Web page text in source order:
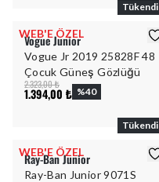
WEB'E ÖZEL
Tükendi
Vogue Junior
Vogue Jr 2019 25828F 48
Çocuk Güneş Gözlüğü
2.323,00 ₺
1.394,00 ₺ %40
WEB'E ÖZEL
Tükendi
Ray-Ban Junior
Ray-Ban Junior 9071S